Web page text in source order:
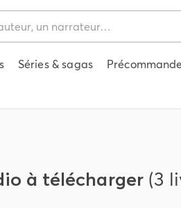
Séries & sagas
à télécharger (3